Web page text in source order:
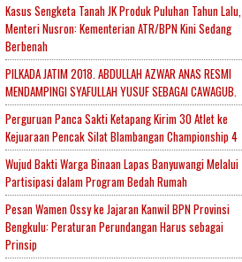
Kasus Sengketa Tanah JK Produk Puluhan Tahun Lalu,
Menteri Nusron: Kementerian ATR/BPN Kini Sedang
Berbenah
PILKADA JATIM 2018. ABDULLAH AZWAR ANAS RESMI
MENDAMPINGI SYAFULLAH YUSUF SEBAGAI CAWAGUB.
Perguruan Panca Sakti Ketapang Kirim 30 Atlet ke
Kejuaraan Pencak Silat Blambangan Championship 4
Wujud Bakti Warga Binaan Lapas Banyuwangi Melalui
Partisipasi dalam Program Bedah Rumah
Pesan Wamen Ossy ke Jajaran Kanwil BPN Provinsi
Bengkulu: Peraturan Perundangan Harus sebagai
Prinsip